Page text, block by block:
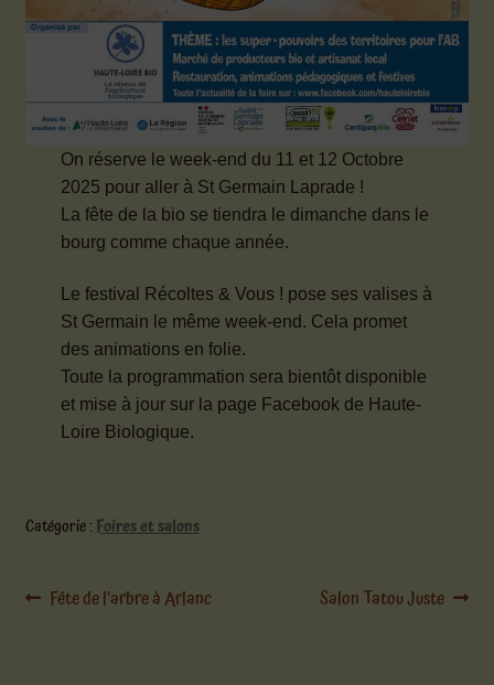
On réserve le week-end du 11 et 12 Octobre
2025 pour aller à St Germain Laprade !
La fête de la bio se tiendra le dimanche dans le
bourg comme chaque année.
Le festival Récoltes & Vous ! pose ses valises à
St Germain le même week-end. Cela promet
des animations en folie.
Toute la programmation sera bientôt disponible
et mise à jour sur la page Facebook de Haute-
Loire Biologique.
Catégorie : Foires et salons
Navigation
Article
Fête de l’arbre à Arlanc
Article
Salon Tatou Juste